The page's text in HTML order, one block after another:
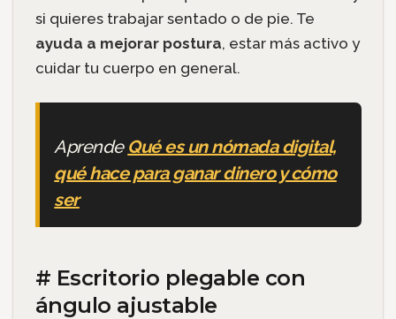
si quieres trabajar sentado o de pie. Te
ayuda a mejorar postura, estar más activo y
cuidar tu cuerpo en general.
Aprende Qué es un nómada digital,
qué hace para ganar dinero y cómo
ser
# Escritorio plegable con
ángulo ajustable